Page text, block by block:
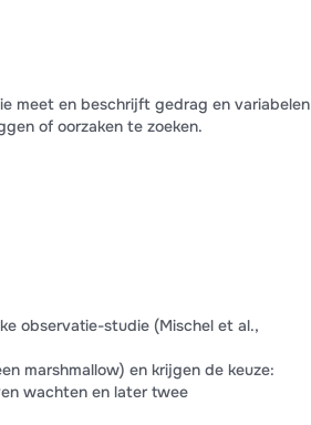
meet en beschrijft gedrag en variabelen
of oorzaken te zoeken.
observatie-studie (Mischel et al.,
marshmallow) en krijgen de keuze:
wachten en later twee